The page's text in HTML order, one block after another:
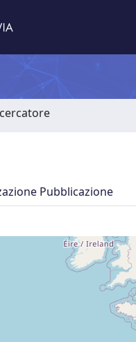
Pubblicazione